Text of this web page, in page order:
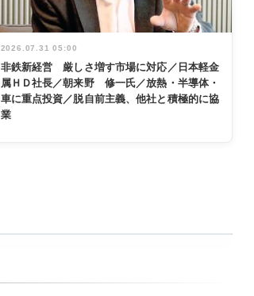
2026.07.31 05:00
非鉄新経営 厳しさ増す市場に対応／日本軽金
属ＨＤ社長／朝来野 修一氏／放熱・半導体・
車に重点投資／脱自前主義、他社と積極的に協
業